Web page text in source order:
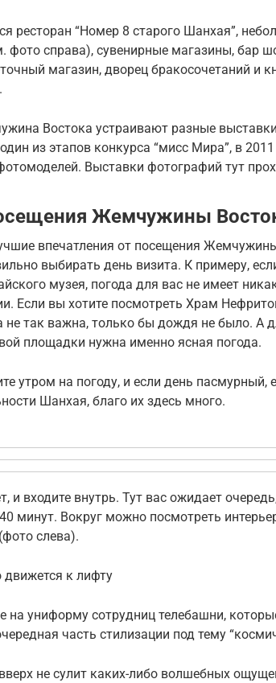
ресторан “Номер 8 старого Шанхая”,
фото справа), сувенирные магазины, бар
магазин, дворец бракосочетаний и
Востока устраивают разные
из этапов конкурса “мисс Мира”, в
Выставки фотографий тут
Жемчужины
впечатления от посещения
выбирать день визита. К примеру,
музея, погода для вас не имеет
Если вы хотите посмотреть Храм
так важна, только бы дождя не было. А
площадки нужна именно ясная погода.
утром на погоду, и если день пасмурный,
Шанхая, благо их здесь много.
и входите внутрь. Тут вас ожидает
минут. Вокруг можно посмотреть
слева).
к лифту
на униформу сотрудниц телебашни,
часть стилизации под тему
не сулит каких-либо волшебных